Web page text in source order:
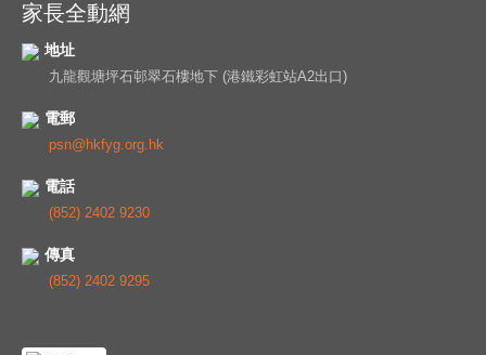
家長全動網
地址
九龍觀塘坪石邨翠石樓地下 (港鐵彩虹站A2出口)
電郵
psn@hkfyg.org.hk
電話
(852) 2402 9230
傳真
(852) 2402 9295